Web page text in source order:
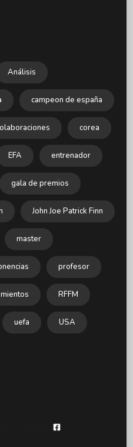
Análisis
campeon de españa
corea
EFA entrenador
gala de premios
John Joe Patrick Finn
master
profesor
RFFM
uefa USA